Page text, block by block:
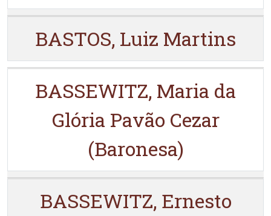
BASTOS, Luiz Martins
BASSEWITZ, Maria da
Glória Pavão Cezar
(Baronesa)
BASSEWITZ, Ernesto